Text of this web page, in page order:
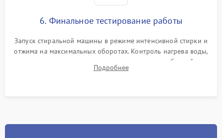
6. Финальное тестирование работы
Запуск стиральной машины в режиме интенсивной стирки и
отжима на максимальных оборотах. Контроль нагрева воды,
корректности слива, отсутствия излишних вибраций,
посторонних стуков и протечек под корпусом.
Подробнее